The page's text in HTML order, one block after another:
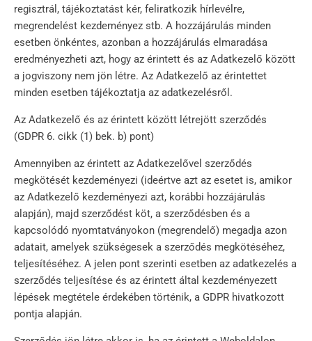
regisztrál, tájékoztatást kér, feliratkozik hírlevélre,
megrendelést kezdeményez stb. A hozzájárulás minden
esetben önkéntes, azonban a hozzájárulás elmaradása
eredményezheti azt, hogy az érintett és az Adatkezelő között
a jogviszony nem jön létre. Az Adatkezelő az érintettet
minden esetben tájékoztatja az adatkezelésről.
Az Adatkezelő és az érintett között létrejött szerződés
(GDPR 6. cikk (1) bek. b) pont)
Amennyiben az érintett az Adatkezelővel szerződés
megkötését kezdeményezi (ideértve azt az esetet is, amikor
az Adatkezelő kezdeményezi azt, korábbi hozzájárulás
alapján), majd szerződést köt, a szerződésben és a
kapcsolódó nyomtatványokon (megrendelő) megadja azon
adatait, amelyek szükségesek a szerződés megkötéséhez,
teljesítéséhez. A jelen pont szerinti esetben az adatkezelés a
szerződés teljesítése és az érintett által kezdeményezett
lépések megtétele érdekében történik, a GDPR hivatkozott
pontja alapján.